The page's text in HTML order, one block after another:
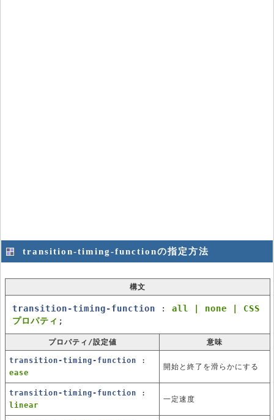
transition-timing-functionの指定方法
構文
transition-timing-function : all | none | CSS
プロパティ ;
プロパティ/設定値 意味
transition-timing-function :
ease
開始と終了を滑らかにする
transition-timing-function :
linear
一定速度